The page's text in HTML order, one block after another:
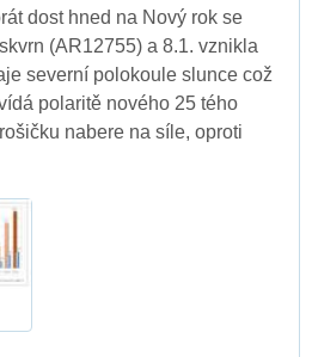
dost hned na Nový rok se
(AR12755) a 8.1. vznikla
severní polokoule slunce což
polaritě nového 25 tého
nabere na síle, oproti